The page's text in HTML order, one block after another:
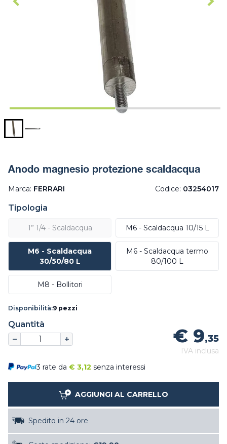
Anodo magnesio protezione scaldacqua
Marca: FERRARI Codice: 03254017
Tipologia
1” 1/4 - Scaldacqua M6 - Scaldacqua 10/15 L
M6 - Scaldacqua
30/50/80 L
M6 - Scaldacqua termo
80/100 L
M8 - Bollitori
Disponibilità:9 pezzi
Quantità
€ 9,35
IVA inclusa
3 rate da € 3,12 senza interessi
AGGIUNGI AL CARRELLO
Spedito in 24 ore